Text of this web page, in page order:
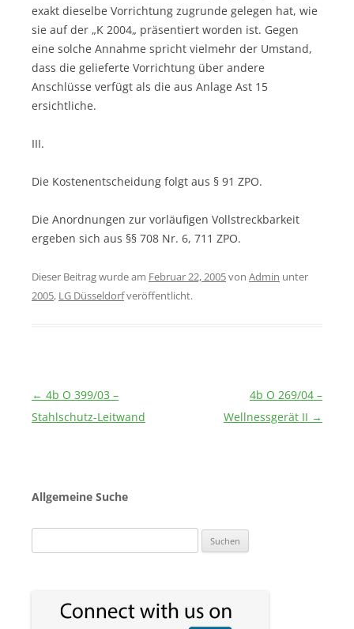
exakt dieselbe Vorrichtung zugrunde gelegen hat, wie
sie auf der „K 2004„ präsentiert worden ist. Gegen
eine solche Annahme spricht vielmehr der Umstand,
dass die gelieferte Vorrichtung über andere
Anschlüsse verfügt als die aus Anlage Ast 15
ersichtliche.
III.
Die Kostenentscheidung folgt aus § 91 ZPO.
Die Anordnungen zur vorläufigen Vollstreckbarkeit
ergeben sich aus §§ 708 Nr. 6, 711 ZPO.
Dieser Beitrag wurde am Februar 22, 2005von Admin unter
2005, LG Düsseldorfveröffentlicht.
Beitragsnavigation
← 4b O 399/03 –
Stahlschutz-Leitwand
4b O 269/04 –
Wellnessgerät II →
Allgemeine Suche
nach: